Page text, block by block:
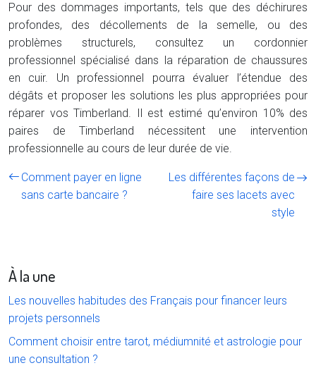
Pour des dommages importants, tels que des déchirures
profondes, des décollements de la semelle, ou des
problèmes structurels, consultez un cordonnier
professionnel spécialisé dans la réparation de chaussures
en cuir. Un professionnel pourra évaluer l’étendue des
dégâts et proposer les solutions les plus appropriées pour
réparer vos Timberland. Il est estimé qu’environ 10% des
paires de Timberland nécessitent une intervention
professionnelle au cours de leur durée de vie.
Comment payer en ligne
sans carte bancaire ?
Les différentes façons de
faire ses lacets avec
style
À la une
Les nouvelles habitudes des Français pour financer leurs
projets personnels
Comment choisir entre tarot, médiumnité et astrologie pour
une consultation ?